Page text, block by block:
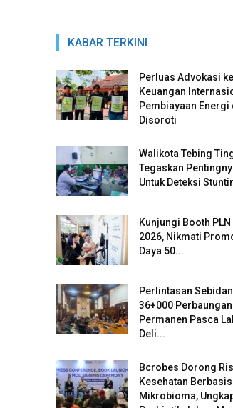
KABAR TERKINI
Perluas Advokasi
Keuangan
Pembiayaan Energi
Disoroti
Walikota Tebing
Tegaskan
Untuk Deteksi
Kunjungi Booth PLN
2026, Nikmati
Daya 50...
Perlintasan
36+000
Permanen Pasca
Deli...
Bcrobes Dorong
Kesehatan Berbasis
Mikrobioma,